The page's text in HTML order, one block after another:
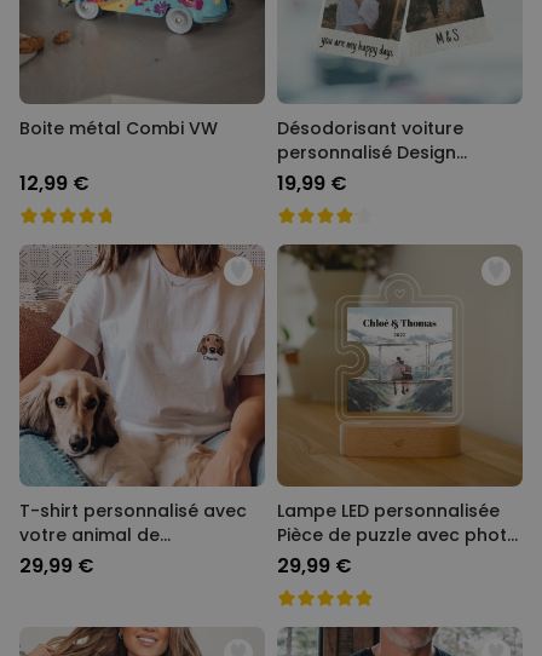
Boite métal Combi VW
12,99 €
Désodorisant voiture
personnalisé Design
Polaroïd - Lot de 2
19,99 €
T-shirt personnalisé avec
votre animal de
compagnie Cartoon
29,99 €
Lampe LED personnalisée
Pièce de puzzle avec photo
et texte
29,99 €